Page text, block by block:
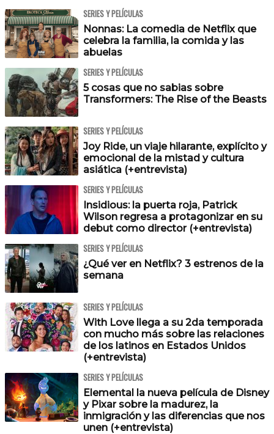
SERIES Y PELÍCULAS
Nonnas: La comedia de Netflix que
celebra la familia, la comida y las
abuelas
SERIES Y PELÍCULAS
5 cosas que no sabias sobre
Transformers: The Rise of the Beasts
SERIES Y PELÍCULAS
Joy Ride, un viaje hilarante, explícito y
emocional de la mistad y cultura
asiática (+entrevista)
SERIES Y PELÍCULAS
Insidious: la puerta roja, Patrick
Wilson regresa a protagonizar en su
debut como director (+entrevista)
SERIES Y PELÍCULAS
¿Qué ver en Netflix? 3 estrenos de la
semana
SERIES Y PELÍCULAS
With Love llega a su 2da temporada
con mucho más sobre las relaciones
de los latinos en Estados Unidos
(+entrevista)
SERIES Y PELÍCULAS
Elemental la nueva película de Disney
y Pixar sobre la madurez, la
inmigración y las diferencias que nos
unen (+entrevista)